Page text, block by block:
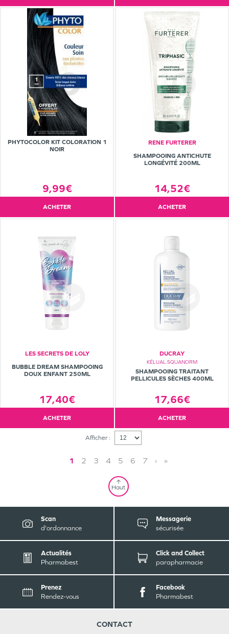
PHYTOCOLOR KIT COLORATION 1
NOIR
9,99€
ACHETER
RENE FURTERER
SHAMPOOING ANTICHUTE
LONGÉVITÉ 200ML
14,52€
ACHETER
LES SECRETS DE LOLY
BUBBLE DREAM SHAMPOOING
DOUX ENFANT 250ML
17,40€
ACHETER
DUCRAY
KÉLUAL SQUANORM
SHAMPOOING TRAITANT
PELLICULES SÈCHES 400ML
17,66€
ACHETER
Afficher :
1 2 3 4 5 6 7 › »
Haut
Scan
d'ordonnance
Messagerie
sécurisée
Actualités
Pharmabest
Click and Collect
parapharmacie
Prenez
Rendez-vous
Facebook
Pharmabest
CONTACT